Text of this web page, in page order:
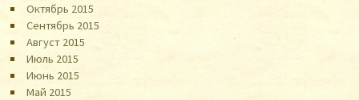
Октябрь 2015
Сентябрь 2015
Август 2015
Июль 2015
Июнь 2015
Май 2015